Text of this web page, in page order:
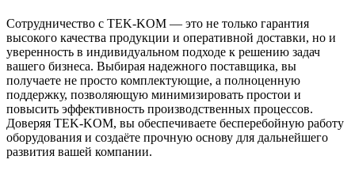
Сотрудничество с TEK-KOM — это не только гарантия
высокого качества продукции и оперативной доставки, но и
уверенность в индивидуальном подходе к решению задач
вашего бизнеса. Выбирая надежного поставщика, вы
получаете не просто комплектующие, а полноценную
поддержку, позволяющую минимизировать простои и
повысить эффективность производственных процессов.
Доверяя TEK-KOM, вы обеспечиваете бесперебойную работу
оборудования и создаёте прочную основу для дальнейшего
развития вашей компании.